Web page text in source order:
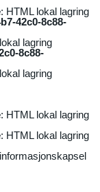
: HTML lokal lagring
42c0-8c88-
lagring
8c88-
lagring
: HTML lokal lagring
: HTML lokal lagring